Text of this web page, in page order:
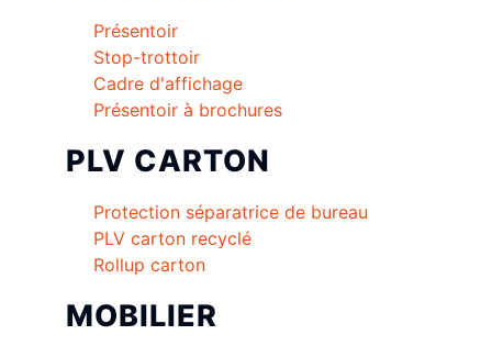
Présentoir
Stop-trottoir
Cadre d'affichage
Présentoir à brochures
PLV CARTON
Protection séparatrice de bureau
PLV carton recyclé
Rollup carton
MOBILIER